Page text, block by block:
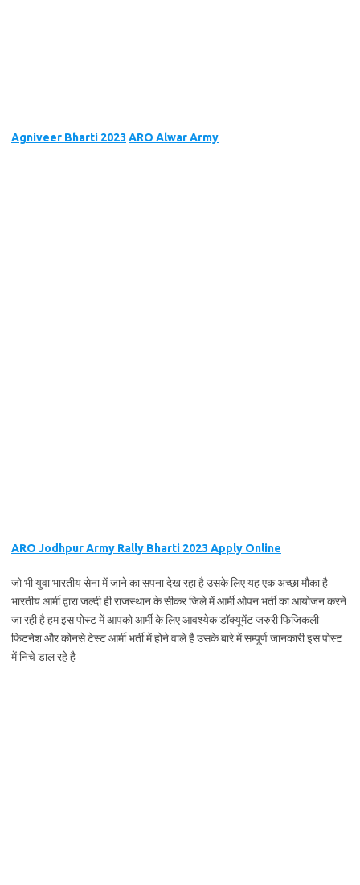
Agniveer Bharti 2023 ARO Alwar Army
ARO Jodhpur Army Rally Bharti 2023 Apply Online
जो भी युवा भारतीय सेना में जाने का सपना देख रहा है उसके लिए यह एक अच्छा मौका है
भारतीय आर्मी द्वारा जल्दी ही राजस्थान के सीकर जिले में आर्मी ओपन भर्ती का आयोजन करने
जा रही है हम इस पोस्ट में आपको आर्मी के लिए आवश्येक डॉक्यूमेंट जरुरी फिजिकली
फिटनेश और कोनसे टेस्ट आर्मी भर्ती में होने वाले है उसके बारे में सम्पूर्ण जानकारी इस पोस्ट
में निचे डाल रहे है